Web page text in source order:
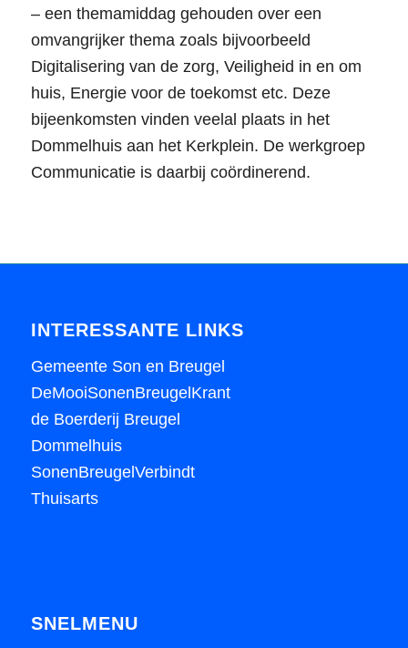
– een themamiddag gehouden over een
omvangrijker thema zoals bijvoorbeeld
Digitalisering van de zorg, Veiligheid in en om
huis, Energie voor de toekomst etc. Deze
bijeenkomsten vinden veelal plaats in het
Dommelhuis aan het Kerkplein. De werkgroep
Communicatie is daarbij coördinerend.
INTERESSANTE LINKS
Gemeente Son en Breugel
DeMooiSonenBreugelKrant
de Boerderij Breugel
Dommelhuis
SonenBreugelVerbindt
Thuisarts
SNELMENU